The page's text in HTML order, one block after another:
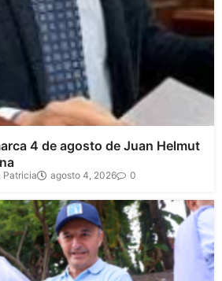
4 de agosto de Juan Helmut
Patricia agosto 4, 2026 0